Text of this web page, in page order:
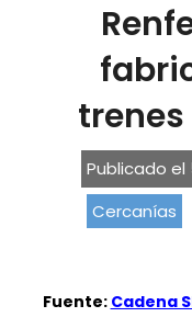
Publicado el
Cercanías
Fuente: Cadena